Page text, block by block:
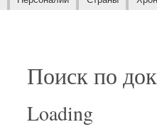
Поиск по
Loading